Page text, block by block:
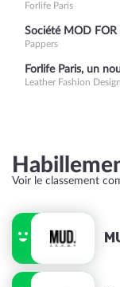
Forlife Paris
Société MOD FOR
Pappers
Forlife Paris, un
Leather Fashion Design
Voir le classement